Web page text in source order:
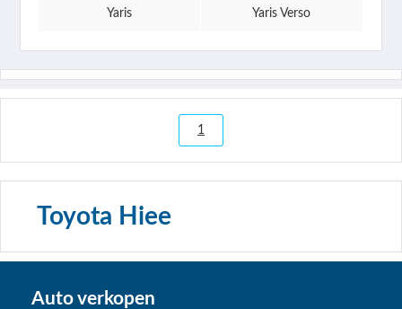
Yaris Yaris Verso
1
Toyota Hiee
Auto verkopen